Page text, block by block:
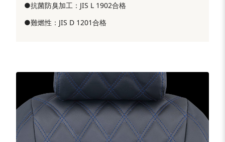
●抗菌防臭加工：JIS L 1902合格
●難燃性：JIS D 1201合格